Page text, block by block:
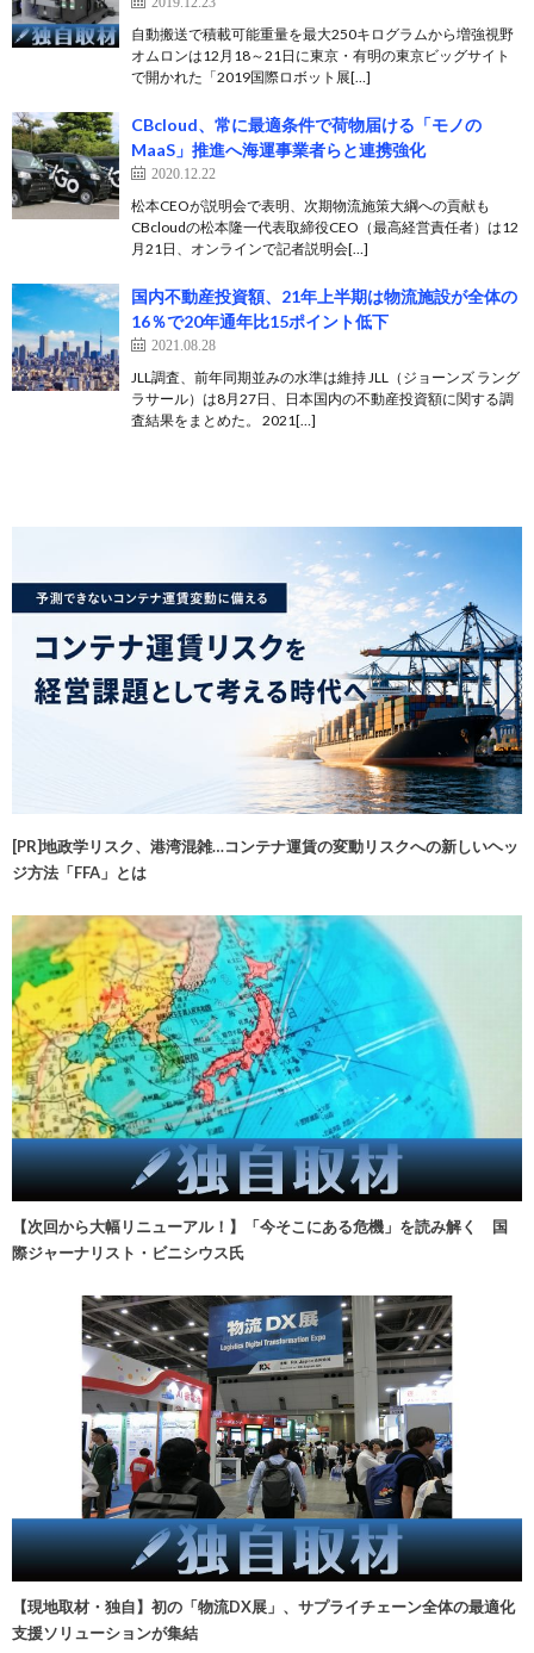
自動搬送で積載可能重量を最大250キログラムから増強視野
オムロンは12月18～21日に東京・有明の東京ビッグサイト
で開かれた「2019国際ロボット展[…]
CBcloud、常に最適条件で荷物届ける「モノの
MaaS」推進へ海運事業者らと連携強化
2020.12.22
松本CEOが説明会で表明、次期物流施策大綱への貢献も
CBcloudの松本隆一代表取締役CEO（最高経営責任者）は12
月21日、オンラインで記者説明会[…]
国内不動産投資額、21年上半期は物流施設が全体の
16％で20年通年比15ポイント低下
2021.08.28
JLL調査、前年同期並みの水準は維持 JLL（ジョーンズ ラング
ラサール）は8月27日、日本国内の不動産投資額に関する調
査結果をまとめた。 2021[…]
[PR]地政学リスク、港湾混雑…コンテナ運賃の変動リスクへの新しいヘッ
ジ方法「FFA」とは
【次回から大幅リニューアル！】「今そこにある危機」を読み解く 国
際ジャーナリスト・ビニシウス氏
【現地取材・独自】初の「物流DX展」、サプライチェーン全体の最適化
支援ソリューションが集結